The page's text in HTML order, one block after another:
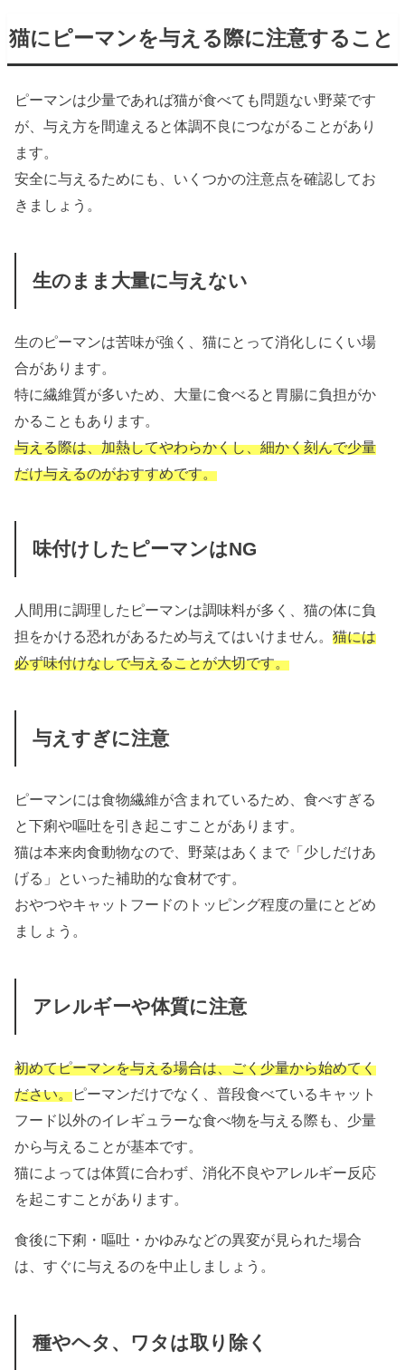
猫にピーマンを与える際に注意すること
ピーマンは少量であれば猫が食べても問題ない野菜です
が、与え方を間違えると体調不良につながることがあり
ます。
安全に与えるためにも、いくつかの注意点を確認してお
きましょう。
生のまま大量に与えない
生のピーマンは苦味が強く、猫にとって消化しにくい場
合があります。
特に繊維質が多いため、大量に食べると胃腸に負担がか
かることもあります。
与える際は、加熱してやわらかくし、細かく刻んで少量
だけ与えるのがおすすめです。
味付けしたピーマンはNG
人間用に調理したピーマンは調味料が多く、猫の体に負
担をかける恐れがあるため与えてはいけません。猫には
必ず味付けなしで与えることが大切です。
与えすぎに注意
ピーマンには食物繊維が含まれているため、食べすぎる
と下痢や嘔吐を引き起こすことがあります。
猫は本来肉食動物なので、野菜はあくまで「少しだけあ
げる」といった補助的な食材です。
おやつやキャットフードのトッピング程度の量にとどめ
ましょう。
アレルギーや体質に注意
初めてピーマンを与える場合は、ごく少量から始めてく
ださい。ピーマンだけでなく、普段食べているキャット
フード以外のイレギュラーな食べ物を与える際も、少量
から与えることが基本です。
猫によっては体質に合わず、消化不良やアレルギー反応
を起こすことがあります。
食後に下痢・嘔吐・かゆみなどの異変が見られた場合
は、すぐに与えるのを中止しましょう。
種やヘタ、ワタは取り除く